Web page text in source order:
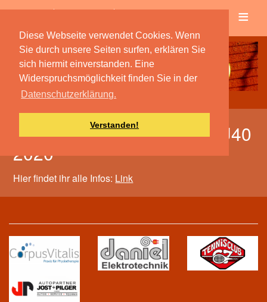
Diese Webseite verwendet Cookies. Wenn
Sie durch unsere Seiten surfen, erklären Sie
sich hiermit einverstanden. Eine
Widerspruchsmöglichkeit finden Sie in der
Datenschutzerklärung.
Verstanden!
≡
Saarlandmeisterschaften Ü40
2020
Hier findet ihr alle Infos: Link